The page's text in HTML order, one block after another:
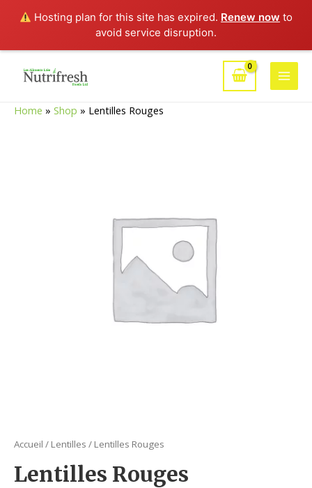
Hosting plan for this site has expired. Renew now to
avoid service disruption.
Main
Home » Shop » Lentilles Rouges
Accueil / Lentilles / Lentilles Rouges
Lentilles Rouges